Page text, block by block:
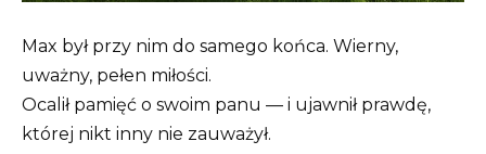
Max był przy nim do samego końca. Wierny,
uważny, pełen miłości.
Ocalił pamięć o swoim panu — i ujawnił prawdę,
której nikt inny nie zauważył.